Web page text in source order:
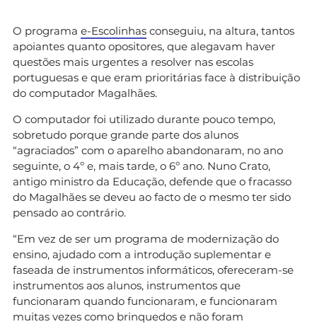
O programa e-Escolinhas conseguiu, na altura, tantos
apoiantes quanto opositores, que alegavam haver
questões mais urgentes a resolver nas escolas
portuguesas e que eram prioritárias face à distribuição
do computador Magalhães.
O computador foi utilizado durante pouco tempo,
sobretudo porque grande parte dos alunos
“agraciados” com o aparelho abandonaram, no ano
seguinte, o 4º e, mais tarde, o 6º ano. Nuno Crato,
antigo ministro da Educação, defende que o fracasso
do Magalhães se deveu ao facto de o mesmo ter sido
pensado ao contrário.
“Em vez de ser um programa de modernização do
ensino, ajudado com a introdução suplementar e
faseada de instrumentos informáticos, ofereceram-se
instrumentos aos alunos, instrumentos que
funcionaram quando funcionaram, e funcionaram
muitas vezes como brinquedos e não foram